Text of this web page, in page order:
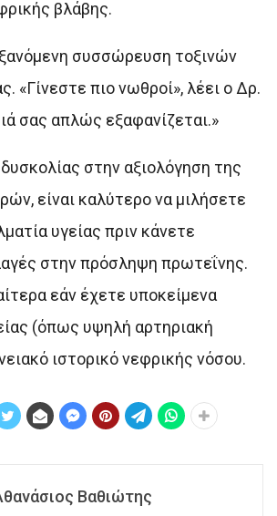
βλάβης.
συσσώρευση τοξινών
«Γίνεστε πιο νωθροί», λέει ο Δρ.
σας απλώς εξαφανίζεται.»
στην αξιολόγηση της
είναι καλύτερο να μιλήσετε
υγείας πριν κάνετε
στην πρόσληψη πρωτεΐνης.
εάν έχετε υποκείμενα
(όπως υψηλή αρτηριακή
ιστορικό νεφρικής νόσου.
Βαθιώτης